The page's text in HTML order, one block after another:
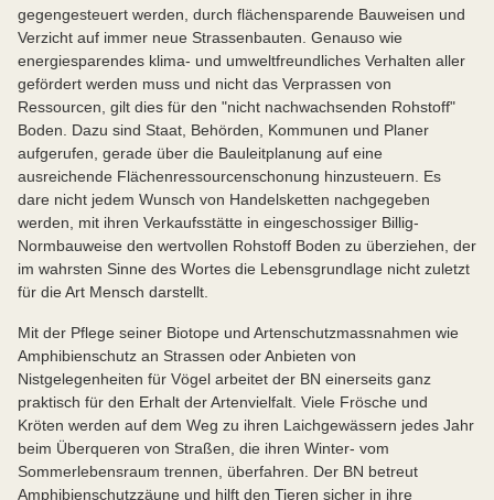
gegengesteuert werden, durch flächensparende Bauweisen und
Verzicht auf immer neue Strassenbauten. Genauso wie
energiesparendes klima- und umweltfreundliches Verhalten aller
gefördert werden muss und nicht das Verprassen von
Ressourcen, gilt dies für den "nicht nachwachsenden Rohstoff"
Boden. Dazu sind Staat, Behörden, Kommunen und Planer
aufgerufen, gerade über die Bauleitplanung auf eine
ausreichende Flächenressourcenschonung hinzusteuern. Es
dare nicht jedem Wunsch von Handelsketten nachgegeben
werden, mit ihren Verkaufsstätte in eingeschossiger Billig-
Normbauweise den wertvollen Rohstoff Boden zu überziehen, der
im wahrsten Sinne des Wortes die Lebensgrundlage nicht zuletzt
für die Art Mensch darstellt.
Mit der Pflege seiner Biotope und Artenschutzmassnahmen wie
Amphibienschutz an Strassen oder Anbieten von
Nistgelegenheiten für Vögel arbeitet der BN einerseits ganz
praktisch für den Erhalt der Artenvielfalt. Viele Frösche und
Kröten werden auf dem Weg zu ihren Laichgewässern jedes Jahr
beim Überqueren von Straßen, die ihren Winter- vom
Sommerlebensraum trennen, überfahren. Der BN betreut
Amphibienschutzzäune und hilft den Tieren sicher in ihre